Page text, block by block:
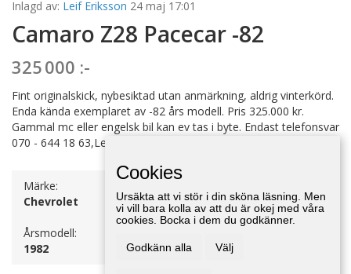
Inlagd av: Leif Eriksson 24 maj 17:01
Camaro Z28 Pacecar -82
325 000 :-
Fint originalskick, nybesiktad utan anmärkning, aldrig vinterkörd.
Enda kända exemplaret av -82 års modell. Pris 325.000 kr.
Gammal mc eller engelsk bil kan ev tas i byte. Endast telefonsvar
070 - 644 18 63,Leif
Märke:
Chevrolet
Automat
Årsmodell:
1982
Cookies
Ursäkta att vi stör i din sköna läsning. Men
vi vill bara kolla av att du är okej med våra
cookies. Bocka i dem du godkänner.
Godkänn alla Välj